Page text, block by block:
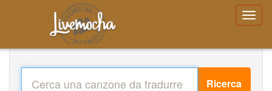
Ricerca